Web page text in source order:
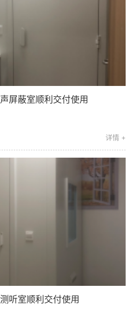
屏蔽室顺利交付使用
详情 +
听室顺利交付使用